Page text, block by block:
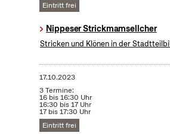
Eintritt frei
Nippeser Strickmamsellcher
Stricken und Klönen in der
17.10.2023
3 Termine:
16 bis 16:30 Uhr
16:30 bis 17 Uhr
17 bis 17:30 Uhr
Eintritt frei